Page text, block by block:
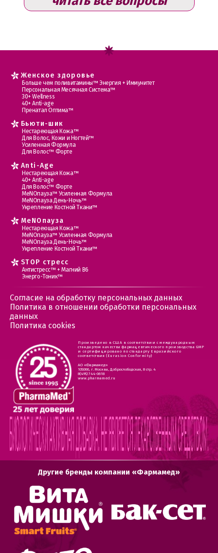
Женское здоровье
Больше чем поливитамины™ Энергия + Иммунитет
Персональная Месячная Система™
30+ Wellness
40+ Anti-age
Пренатал Оптима™
Бьюти-шик
Нестареющая Кожа™
Для Волос, Кожи и Ногтей™
Усиленная Формула
Для Волос™ Форте
Anti-Age
Нестареющая Кожа™
40+ Anti-age
Для Волос™ Форте
МеNOпауза™ Усиленная Формула
МеNOпауза День-Ночь™
Укрепление Костной Ткани™
MеNOпауза
Нестареющая Кожа™
МеNOпауза™ Усиленная Формула
МеNOпауза День-Ночь™
Укрепление Костной Ткани™
STOP стресс
Антистресс™ + Магний В6
Энерго-Тоник™
Согласие на обработку персональных данных
Политика в отношении обработки персональных
данных
Политика cookies
Произведено в США в соответствии с международным
стандартом качества фармацевтического производства GMP
и сертифицировано по стандарту Евразийского
соответствия (Eurasion Conformity)
АО «Фармамед»
105066, г. Москва, Доброслободская, 8 стр. 4
8(495) 744-0618
www.pharmamed.ru
Другие бренды компании «Фармамед»